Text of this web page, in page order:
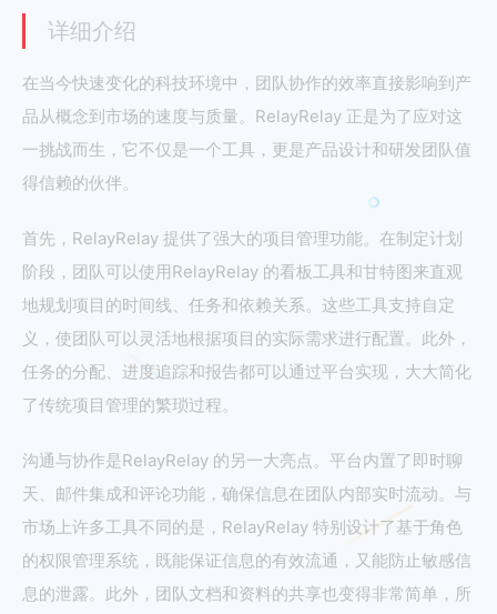
详细介绍
在当今快速变化的科技环境中，团队协作的效率直接影响到产
品从概念到市场的速度与质量。RelayRelay 正是为了应对这
一挑战而生，它不仅是一个工具，更是产品设计和研发团队值
得信赖的伙伴。
首先，RelayRelay 提供了强大的项目管理功能。在制定计划
阶段，团队可以使用RelayRelay 的看板工具和甘特图来直观
地规划项目的时间线、任务和依赖关系。这些工具支持自定
义，使团队可以灵活地根据项目的实际需求进行配置。此外，
任务的分配、进度追踪和报告都可以通过平台实现，大大简化
了传统项目管理的繁琐过程。
沟通与协作是RelayRelay 的另一大亮点。平台内置了即时聊
天、邮件集成和评论功能，确保信息在团队内部实时流动。与
市场上许多工具不同的是，RelayRelay 特别设计了基于角色
的权限管理系统，既能保证信息的有效流通，又能防止敏感信
息的泄露。此外，团队文档和资料的共享也变得非常简单，所